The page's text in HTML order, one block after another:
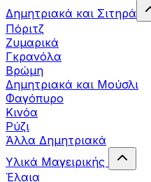
Δημητριακά και Σιτηρά
Πόριτζ
Ζυμαρικά
Γκρανόλα
Βρώμη
Δημητριακά και Μούσλι
Φαγόπυρο
Κινόα
Ρύζι
Άλλα Δημητριακά
Υλικά Μαγειρικής
Έλαια